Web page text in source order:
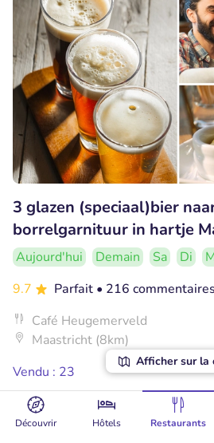
Découvrir Hôtels Restaurants
Afficher sur la
3 glazen (speciaal)bier
borrelgarnituur in hartje
Aujourd'hui Demain Sa Di
9.7
Parfait • 216 commentaires
Café Heugemerveld
Maastricht (8km)
Vendu : 23